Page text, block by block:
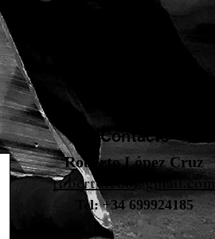
Contacto
Roberto López Cruz
robertolc66@gmail.com
Tel: +34 699924185